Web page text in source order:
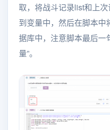
取，将战斗记录list和上
到变量中，然后在脚本
据库中，注意脚本最后一
量”。